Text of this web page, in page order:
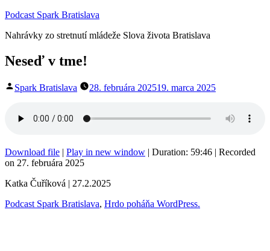
Prejsť
obsah
Podcast Spark Bratislava
Nahrávky zo stretnutí mládeže Slova života Bratislava
Neseď v tme!
Publikoval
Spark Bratislava 28. februára 202519. marca 2025
Download file | Play in new window | Duration: 59:46 | Recorded
on 27. februára 2025
Katka Čuříková | 27.2.2025
Podcast Spark Bratislava, Hrdo poháňa WordPress.